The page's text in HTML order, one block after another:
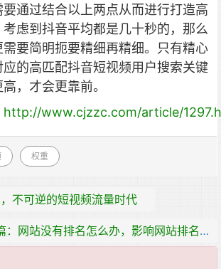
通过结合以上两点从而进行打造高
虑到抖音平均都是几十秒的，那么
要简明扼要精细再精细。只有精心
的高匹配抖音短视频用户搜索关键
，才会更靠前。
http://www.cjzzc.com/article/
权重
不可逆的短视频流量时代
下一篇：网站没有排名怎么办，影响网站排名的因素